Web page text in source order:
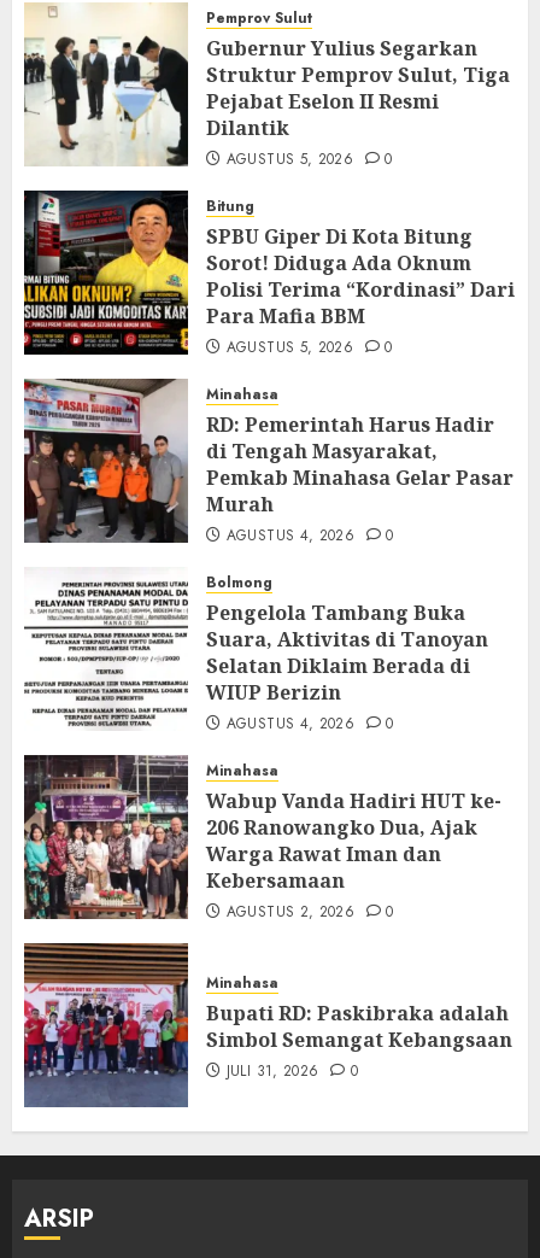
Pemprov Sulut
Gubernur Yulius Segarkan
Struktur Pemprov Sulut, Tiga
Pejabat Eselon II Resmi
Dilantik
AGUSTUS 5, 2026 0
Bitung
SPBU Giper Di Kota Bitung
Sorot! Diduga Ada Oknum
Polisi Terima “Kordinasi” Dari
Para Mafia BBM
AGUSTUS 5, 2026 0
Minahasa
RD: Pemerintah Harus Hadir
di Tengah Masyarakat,
Pemkab Minahasa Gelar Pasar
Murah
AGUSTUS 4, 2026 0
Bolmong
Pengelola Tambang Buka
Suara, Aktivitas di Tanoyan
Selatan Diklaim Berada di
WIUP Berizin
AGUSTUS 4, 2026 0
Minahasa
Wabup Vanda Hadiri HUT ke-
206 Ranowangko Dua, Ajak
Warga Rawat Iman dan
Kebersamaan
AGUSTUS 2, 2026 0
Minahasa
Bupati RD: Paskibraka adalah
Simbol Semangat Kebangsaan
JULI 31, 2026 0
ARSIP